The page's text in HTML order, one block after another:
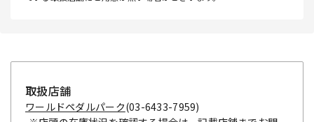
取扱店舗
ワールドペダルパーク(03-6433-7959)